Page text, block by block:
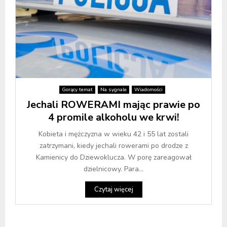
Gorący temat Na sygnale Wiadomości
Jechali ROWERAMI mając prawie po
4 promile alkoholu we krwi!
Kobieta i mężczyzna w wieku 42 i 55 lat zostali
zatrzymani, kiedy jechali rowerami po drodze z
Kamienicy do Dziewoklucza. W porę zareagował
dzielnicowy. Para...
Czytaj więcej